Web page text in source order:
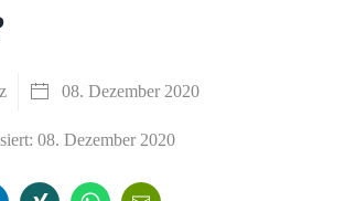
08. Dezember 2020
08. Dezember 2020